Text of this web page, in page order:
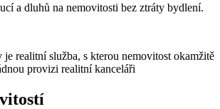
a dluhů na nemovitosti bez ztráty bydlení.